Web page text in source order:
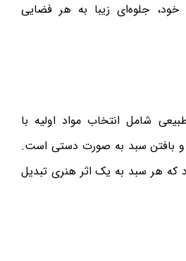
جلوه‌ای زیبا به هر فضایی
شامل انتخاب مواد اولیه با
و بافتن سبد به صورت دستی است.
هر سبد به یک اثر هنری تبدیل